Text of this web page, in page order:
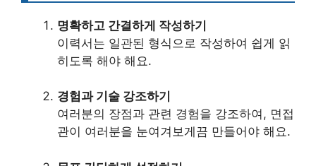
명확하고 간결하게 작성하기
이력서는 일관된 형식으로 작성하여 쉽게 읽
히도록 해야 해요.
경험과 기술 강조하기
여러분의 장점과 관련 경험을 강조하여, 면접
관이 여러분을 눈여겨보게끔 만들어야 해요.